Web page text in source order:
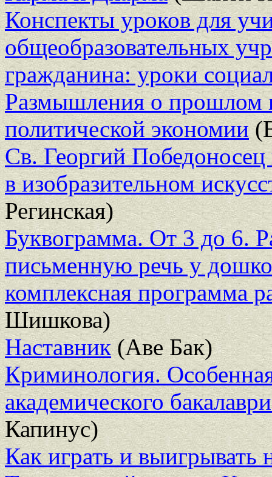
Конспекты уроков для
общеобразовательных
гражданина: уроки
Размышления о прошлом
политической экономии
Св. Георгий
в изобразительном
Регинская)
Буквограмма. От 3 до 6.
письменную речь у
комплексная программа
Шишкова)
Наставник(Аве Бак)
Криминология.
академического
Капинус)
Как играть и выигрывать